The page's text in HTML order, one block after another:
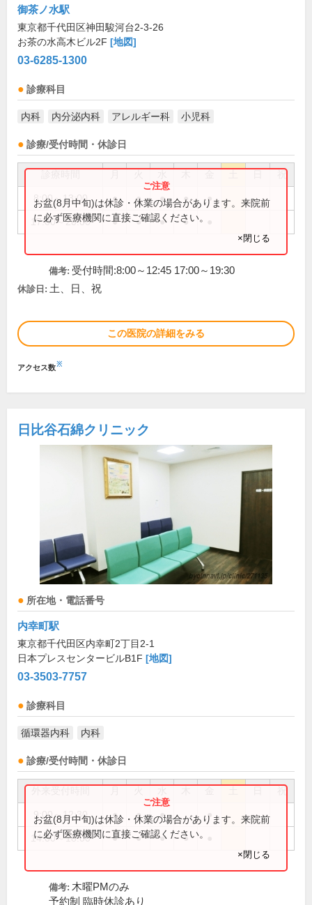
御茶ノ水駅
東京都千代田区神田駿河台2-3-26
お茶の水高木ビル2F [地図]
03-6285-1300
診療科目
内科 内分泌内科 アレルギー科 小児科
診療/受付時間・休診日
祝
8:00～13:00 ● ● ● ● ●
17:00～20:00 ● ● ● ●
お盆(8月中旬)は休診・休業の場合があります。来院前
に必ず医療機関に直接ご確認ください。
×閉じる
備考: 受付時間:8:00～12:45 17:00～19:30
休診日: 土、日、祝
この医院の詳細をみる
アクセス数※
日比谷石綿クリニック
所在地・電話番号
内幸町駅
東京都千代田区内幸町2丁目2-1
日本プレスセンタービルB1F [地図]
03-3503-7757
診療科目
循環器内科 内科
診療/受付時間・休診日
祝
9:00～12:30 ● ● ● ●
14:00～18:00 ● ● ● ●
お盆(8月中旬)は休診・休業の場合があります。来院前
に必ず医療機関に直接ご確認ください。
×閉じる
備考: 木曜PMのみ
予約制 臨時休診あり